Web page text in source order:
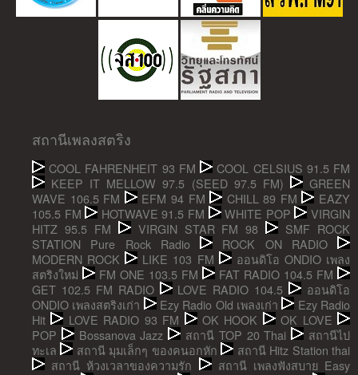
สถานีเพลงสตริง
COOL FAHRENHEIT 93 FM
COOL CELSIUS 91.5 FM
KEEP IT MELLOW 97.5 (SEED 97.5 FM)
GREEN
WAVE 106.5 FM
EFM 94 FM CHILL 89 FM
EAZY
105.5 FM
HOTWAVE 91.5 FM WHITE POP
VIRGIN
HITZ 95.5 FM
VIRGIN STAR FM 98
SMF ROCK
STATION Pure Rock Radio
ROCK ON RADIO
MODERN ROCK
LIKE 103 FM
ออนดิโอ ONDIO เพลง
สตริงใหม่
FM ONE 103.5 FM
FAT RADIO 104.5 FM
GET 102.5 FM RADIO
LOVE RADIO 104.5
ออนดิโอ
ONDIO เพลงสตริงเก่า
Ezy Radio Old เพลงเก่า
Ezy Radio
Hit
LOVE RADIO 93 FM OK HOOK
OK LOVE
POP
Bossanova Jazz สถานี TOP 20 Thai
สถานีไป
ทะเล
สถานี มุมเล็กๆ ของคนอกหัก
สถานี Hitz Station thai
สถานี ห้วงเวลาของความรัก
สถานี เพลงฟังสบาย Easy